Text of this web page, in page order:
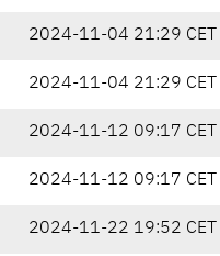
2024-11-04 21:29 CET
2024-11-04 21:29 CET
2024-11-12 09:17 CET
2024-11-12 09:17 CET
2024-11-22 19:52 CET